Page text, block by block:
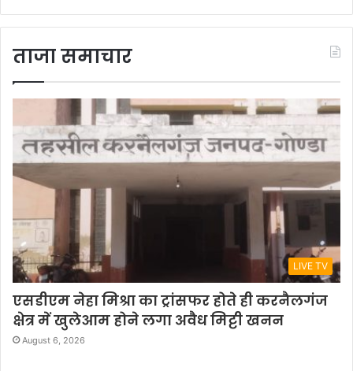
ताजा समाचार
LIVE TV
एसडीएम नेहा मिश्रा का ट्रांसफर होते ही करनैलगंज
क्षेत्र में खुलेआम होने लगा अवैध मिट्टी खनन
August 6, 2026